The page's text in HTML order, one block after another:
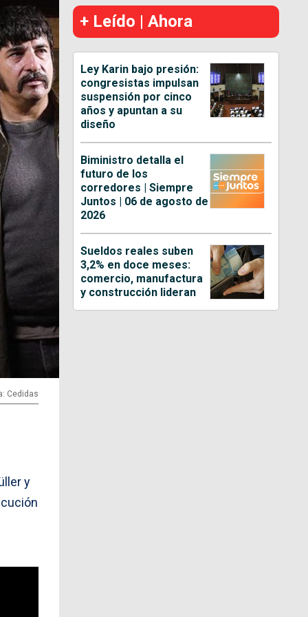
Cedidas
y
+ Leído | Ahora
Ley Karin bajo presión:
congresistas impulsan
suspensión por cinco
años y apuntan a su
diseño
Biministro detalla el
futuro de los
corredores | Siempre
Juntos | 06 de agosto de
2026
Sueldos reales suben
3,2% en doce meses:
comercio, manufactura
y construcción lideran